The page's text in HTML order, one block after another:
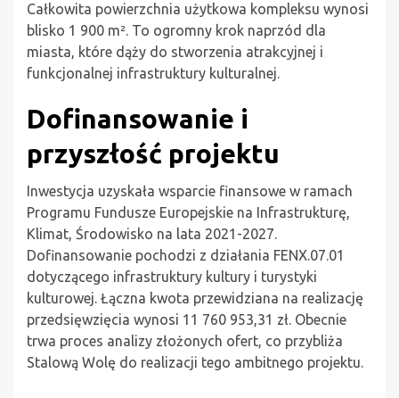
Całkowita powierzchnia użytkowa kompleksu wynosi
blisko 1 900 m². To ogromny krok naprzód dla
miasta, które dąży do stworzenia atrakcyjnej i
funkcjonalnej infrastruktury kulturalnej.
Dofinansowanie i
przyszłość projektu
Inwestycja uzyskała wsparcie finansowe w ramach
Programu Fundusze Europejskie na Infrastrukturę,
Klimat, Środowisko na lata 2021-2027.
Dofinansowanie pochodzi z działania FENX.07.01
dotyczącego infrastruktury kultury i turystyki
kulturowej. Łączna kwota przewidziana na realizację
przedsięwzięcia wynosi 11 760 953,31 zł. Obecnie
trwa proces analizy złożonych ofert, co przybliża
Stalową Wolę do realizacji tego ambitnego projektu.